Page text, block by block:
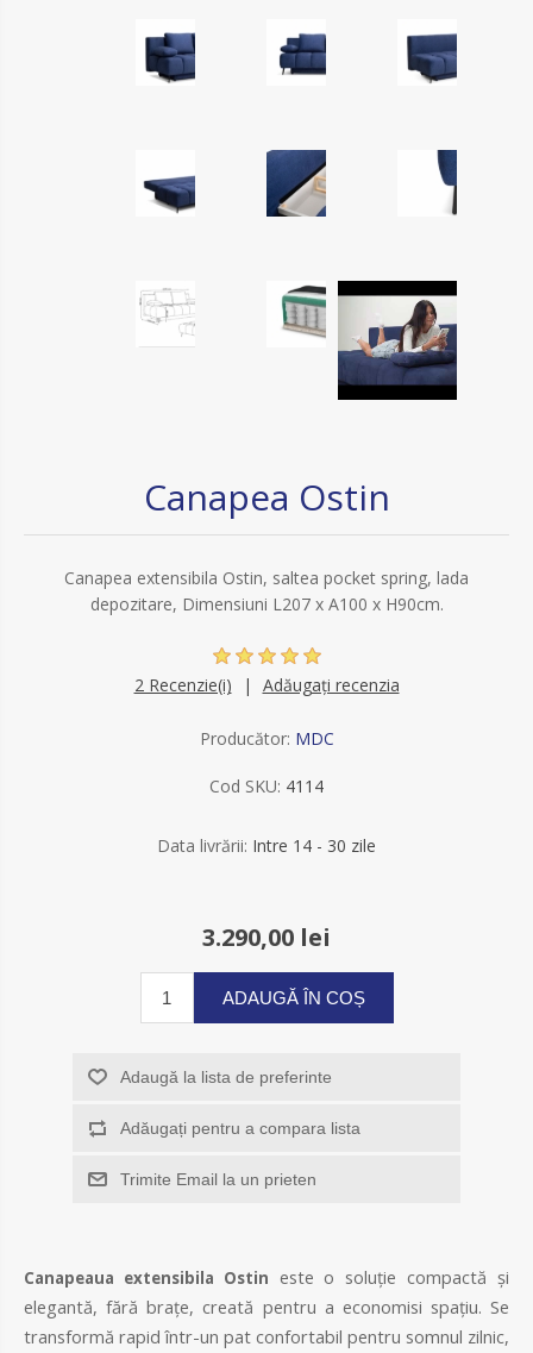
Canapea Ostin
Canapea extensibila Ostin, saltea pocket spring, lada
depozitare, Dimensiuni L207 x A100 x H90cm.
2 Recenzie(i) Adăugați recenzia
Producător: MDC
Cod SKU: 4114
Data livrării: Intre 14 - 30 zile
3.290,00 lei
ADAUGĂ ÎN COȘ
Adaugă la lista de preferinte
Adăugați pentru a compara lista
Trimite Email la un prieten
Canapeaua extensibila Ostin este o soluție compactă și
elegantă, fără brațe, creată pentru a economisi spațiu. Se
transformă rapid într-un pat confortabil pentru somnul zilnic,